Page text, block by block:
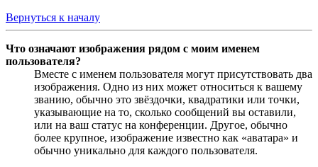
Вернуться к началу
Что означают изображения рядом с моим именем
пользователя?
Вместе с именем пользователя могут присутствовать два
изображения. Одно из них может относиться к вашему
званию, обычно это звёздочки, квадратики или точки,
указывающие на то, сколько сообщений вы оставили,
или на ваш статус на конференции. Другое, обычно
более крупное, изображение известно как «аватара» и
обычно уникально для каждого пользователя.